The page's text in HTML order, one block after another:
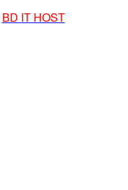
BD IT HOST